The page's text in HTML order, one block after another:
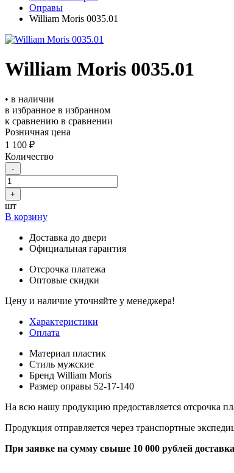
Оправы
William Moris 0035.01
William Moris 0035.01
• в наличии
в избранное в избранном
к сравнению в сравнении
Розничная цена
1 100 ₽
Количество
-
+
шт
В корзину
Доставка до двери
Официальная гарантия
Отсрочка платежа
Оптовые скидки
Цену и наличие уточняйте у менеджера!
Характеристики
Оплата
Материал пластик
Стиль мужские
Бренд William Moris
Размер оправы 52-17-140
На всю нашу продукцию предоставляется отсрочка
Продукция отправляется через транспортные
При заявке на сумму свыше 10 000 рублей